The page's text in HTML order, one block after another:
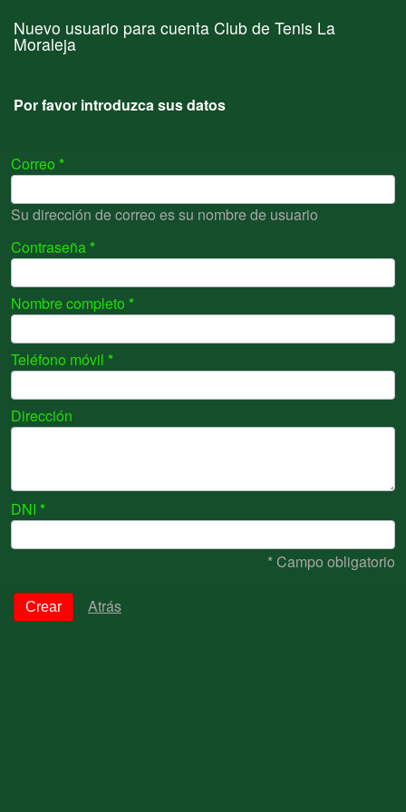
Nuevo usuario para cuenta Club de Tenis La
Moraleja
Por favor introduzca sus datos
Correo
Su dirección de correo es su nombre de usuario
Contraseña
Nombre completo
Teléfono móvil
Dirección
DNI
* Campo obligatorio
Atrás